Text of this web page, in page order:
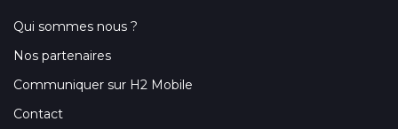
Qui sommes nous ?
Nos partenaires
Communiquer sur H2 Mobile
Contact